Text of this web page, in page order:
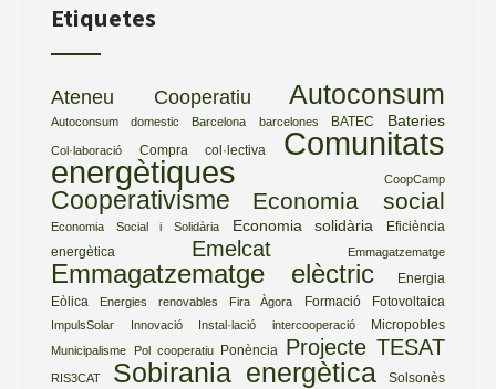
Etiquetes
Ateneu Cooperatiu Autoconsum
Autoconsum domestic Barcelona barcelones BATEC Bateries
Col·laboració Compra col·lectiva Comunitats
energètiques CoopCamp
Cooperativisme Economia social
Economia Social i Solidària Economia solidària
Eficiència
energètica
Emelcat Emmagatzematge
Emmagatzematge elèctric
Energia
Eòlica
Energies renovables Fira Àgora Formació Fotovoltaica
ImpulsSolar Innovació Instal·lació intercooperació Micropobles
Municipalisme Pol cooperatiu Ponència Projecte TESAT
RIS3CAT Sobirania energètica Solsonès